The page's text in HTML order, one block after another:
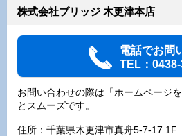
株式会社ブリッジ 木更津本店
電話でお問
TEL：
お問い合わせの際は「ホームページ
とスムーズです。
住所：千葉県木更津市真舟5-7-17 1F